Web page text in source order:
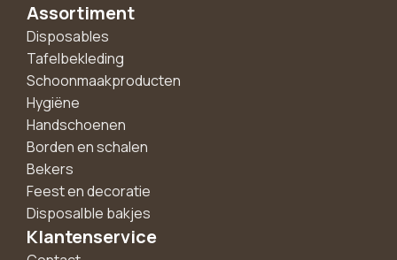
Assortiment
Disposables
Tafelbekleding
Schoonmaakproducten
Hygiëne
Handschoenen
Borden en schalen
Bekers
Feest en decoratie
Disposalble bakjes
Klantenservice